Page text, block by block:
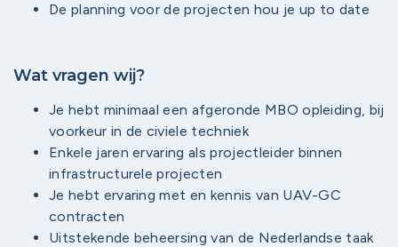
De planning voor de projecten hou je up to date
Wat vragen wij?
Je hebt minimaal een afgeronde MBO opleiding, bij
voorkeur in de civiele techniek
Enkele jaren ervaring als projectleider binnen
infrastructurele projecten
Je hebt ervaring met en kennis van UAV-GC
contracten
Uitstekende beheersing van de Nederlandse taak